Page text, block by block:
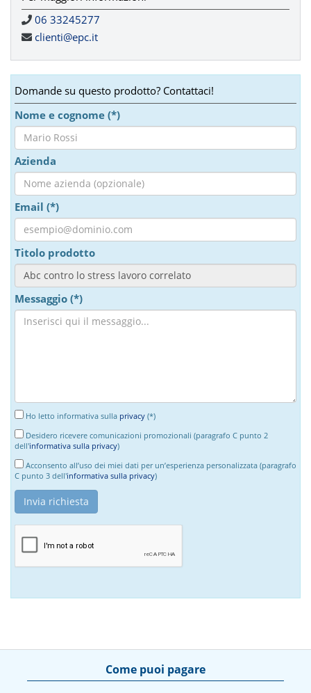
06 33245277
clienti@epc.it
Domande su questo prodotto? Contattaci!
Nome e cognome (*)
Azienda
Email (*)
Titolo prodotto
Messaggio (*)
Ho letto informativa sulla privacy (*)
Desidero ricevere comunicazioni promozionali (paragrafo C punto 2
dell'informativa sulla privacy)
Acconsento all’uso dei miei dati per un’esperienza personalizzata (paragrafo
C punto 3 dell'informativa sulla privacy)
Come puoi pagare